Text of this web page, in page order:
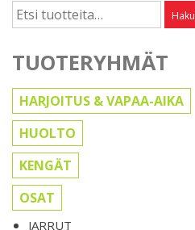
Etsi: Haku
TUOTERYHMÄT
HARJOITUS & VAPAA-AIKA
HUOLTO
KENGÄT
OSAT
JARRUT